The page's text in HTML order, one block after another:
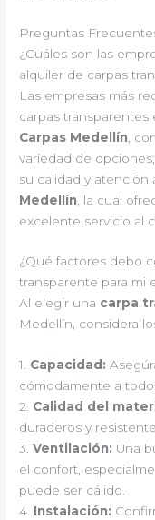
Preguntas
¿Cuáles son las
alquiler de carpas
Las empresas más
carpas
Carpas Medellín ,
variedad de opciones;
su calidad y atención
Medellín , la cual
excelente servicio al
¿Qué factores debo
transparente para mi
Al elegir una carpa
Medellín, considera
1. Capacidad:
cómodamente a
2. Calidad del
duraderos y
3.Ventilación: Una
el confort,
puede ser cálido.
4. Instalación: